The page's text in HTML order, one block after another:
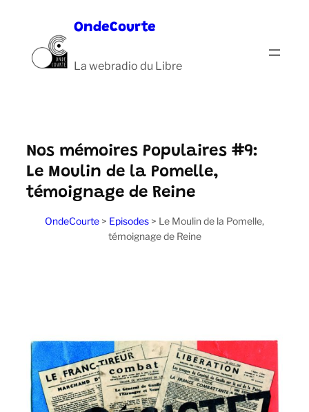
contenu
OndeCourte
La webradio du Libre
Nos mémoires Populaires #9:
Le Moulin de la Pomelle,
témoignage de Reine
OndeCourte > Episodes > Le Moulin de la Pomelle,
témoignage de Reine